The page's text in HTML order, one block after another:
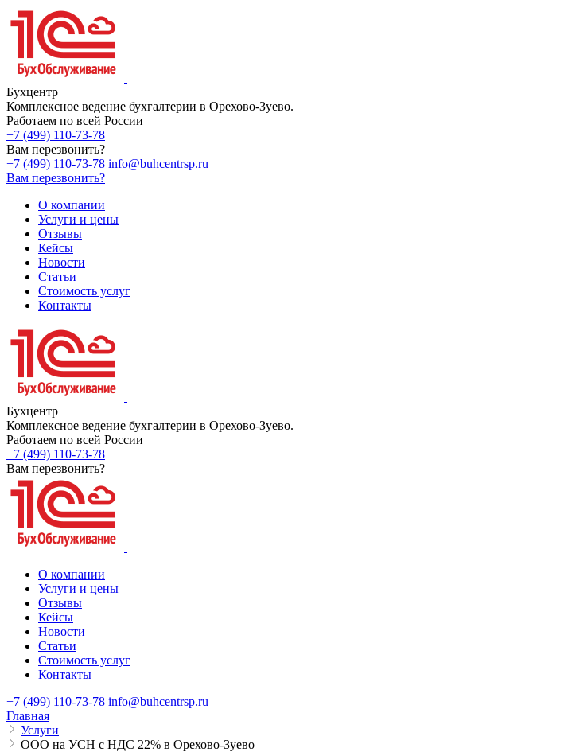
Бухцентр
Комплексное ведение бухгалтерии в Орехово-Зуево.
Работаем по всей России
+7 (499) 110-73-78
Вам перезвонить?
+7 (499) 110-73-78 info@buhcentrsp.ru
Вам перезвонить?
О компании
Услуги и цены
Отзывы
Кейсы
Новости
Статьи
Стоимость услуг
Контакты
Бухцентр
Комплексное ведение бухгалтерии в Орехово-Зуево.
Работаем по всей России
+7 (499) 110-73-78
Вам перезвонить?
О компании
Услуги и цены
Отзывы
Кейсы
Новости
Статьи
Стоимость услуг
Контакты
+7 (499) 110-73-78 info@buhcentrsp.ru
Главная
Услуги
ООО на УСН с НДС 22% в Орехово-Зуево